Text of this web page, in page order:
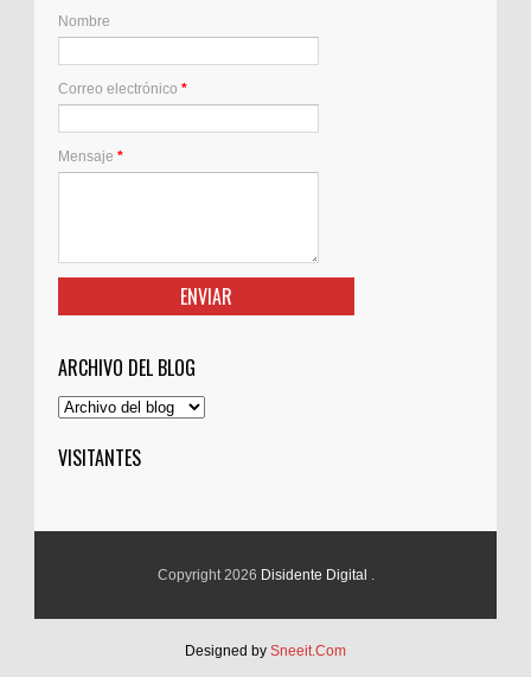
Nombre
Correo electrónico *
Mensaje *
ARCHIVO DEL BLOG
VISITANTES
Copyright 2026 Disidente Digital .
Designed by Sneeit.Com